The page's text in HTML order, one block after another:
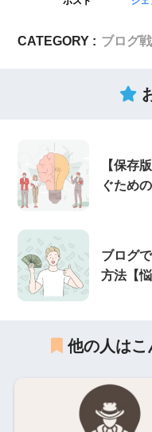
CATEGORY : ブログ
【保存
ぐため
ブログ
方法【
他の人はこ